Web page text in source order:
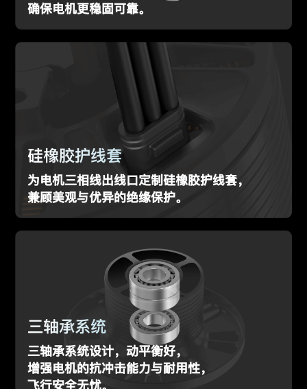
确保电机更稳固可靠。
硅橡胶护线套
为电机三相线出线口定制硅橡胶护线套，
兼顾美观与优异的绝缘保护。
三轴承系统
三轴承系统设计，动平衡好，
增强电机的抗冲击能力与耐用性，
飞行安全无忧。